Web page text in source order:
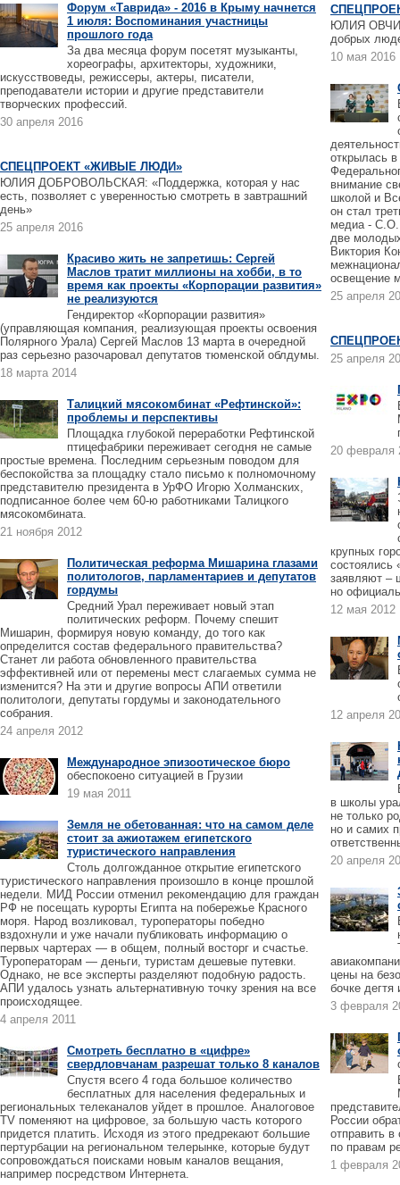
Форум «Таврида» - 2016 в Крыму начнется
1 июля: Воспоминания участницы
прошлого года
За два месяца форум посетят музыканты,
хореографы, архитекторы, художники,
искусствоведы, режиссеры, актеры, писатели,
преподаватели истории и другие представители
творческих профессий.
30 апреля 2016
СПЕЦПРОЕКТ «ЖИВЫЕ ЛЮДИ»
ЮЛИЯ ДОБРОВОЛЬСКАЯ: «Поддержка, которая у нас
есть, позволяет с уверенностью смотреть в завтрашний
день»
25 апреля 2016
Красиво жить не запретишь: Сергей
Маслов тратит миллионы на хобби, в то
время как проекты «Корпорации развития»
не реализуются
Гендиректор «Корпорации развития»
(управляющая компания, реализующая проекты освоения
Полярного Урала) Сергей Маслов 13 марта в очередной
раз серьезно разочаровал депутатов тюменской облдумы.
18 марта 2014
Талицкий мясокомбинат «Рефтинской»:
проблемы и перспективы
Площадка глубокой переработки Рефтинской
птицефабрики переживает сегодня не самые
простые времена. Последним серьезным поводом для
беспокойства за площадку стало письмо к полномочному
представителю президента в УрФО Игорю Холманских,
подписанное более чем 60-ю работниками Талицкого
мясокомбината.
21 ноября 2012
Политическая реформа Мишарина глазами
политологов, парламентариев и депутатов
гордумы
Средний Урал переживает новый этап
политических реформ. Почему спешит
Мишарин, формируя новую команду, до того как
определится состав федерального правительства?
Станет ли работа обновленного правительства
эффективней или от перемены мест слагаемых сумма не
изменится? На эти и другие вопросы АПИ ответили
политологи, депутаты гордумы и законодательного
собрания.
24 апреля 2012
Международное эпизоотическое бюро
обеспокоено ситуацией в Грузии
19 мая 2011
Земля не обетованная: что на самом деле
стоит за ажиотажем египетского
туристического направления
Столь долгожданное открытие египетского
туристического направления произошло в конце прошлой
недели. МИД России отменил рекомендацию для граждан
РФ не посещать курорты Египта на побережье Красного
моря. Народ возликовал, туроператоры победно
вздохнули и уже начали публиковать информацию о
первых чартерах — в общем, полный восторг и счастье.
Туроператорам — деньги, туристам дешевые путевки.
Однако, не все эксперты разделяют подобную радость.
АПИ удалось узнать альтернативную точку зрения на все
происходящее.
4 апреля 2011
Смотреть бесплатно в «цифре»
свердловчанам разрешат только 8 каналов
Спустя всего 4 года большое количество
бесплатных для населения федеральных и
региональных телеканалов уйдет в прошлое. Аналоговое
TV поменяют на цифровое, за большую часть которого
придется платить. Исходя из этого предрекают большие
пертурбации на региональном телерынке, которые будут
сопровождаться поисками новым каналов вещания,
например посредством Интернета.
ЮЛИЯ
добрых
10 мая 2016
открылась
внимание
школой и
он стал
медиа -
две
Виктория
освещение
25 апреля
25 апреля
20 февраля
крупных
состоялись
заявляют –
но
12 мая 2012
12 апреля
в школы
не только
но и самих
20 апреля
цены на
бочке
3 февраля
России
отправить
по правам
1 февраля